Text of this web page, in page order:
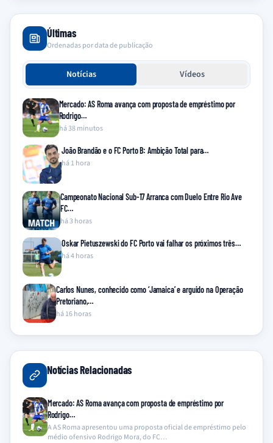
Últimas
Ordenadas por data de publicação
Notícias Vídeos
Mercado: AS Roma avança com proposta de empréstimo por
Rodrigo…
há 38 minutos
João Brandão e o FC Porto B: Ambição Total para…
há 1 hora
Campeonato Nacional Sub-17 Arranca com Duelo Entre Rio Ave
FC…
há 3 horas
Oskar Pietuszewski do FC Porto vai falhar os próximos três…
há 4 horas
Carlos Nunes, conhecido como ‘Jamaica’ e arguido na Operação
Pretoriano,…
há 16 horas
Notícias Relacionadas
Mercado: AS Roma avança com proposta de empréstimo por
Rodrigo…
A AS Roma apresentou uma proposta oficial de empréstimo pelo
médio ofensivo Rodrigo Mora, do FC…